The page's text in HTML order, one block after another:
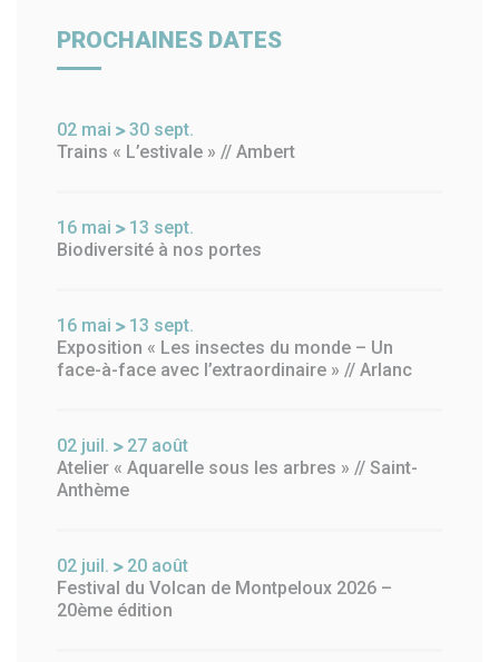
PROCHAINES DATES
02 mai 30 sept.
Trains « L’estivale » // Ambert
16 mai 13 sept.
Biodiversité à nos portes
16 mai 13 sept.
Exposition « Les insectes du monde – Un
face-à-face avec l’extraordinaire » // Arlanc
02 juil. 27 août
Atelier « Aquarelle sous les arbres » // Saint-
Anthème
02 juil. 20 août
Festival du Volcan de Montpeloux 2026 –
20ème édition